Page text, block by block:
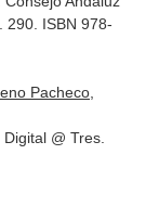
290. ISBN 978-
Pacheco,
@ Tres.